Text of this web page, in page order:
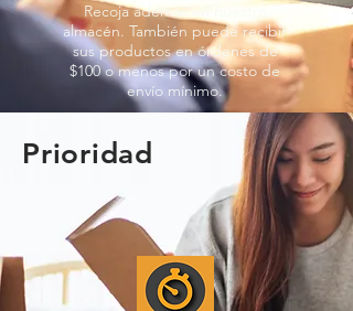
Recoja además en nuestro
almacén. También puede recibir
sus productos en órdenes de
$100 o menos por un costo de
envío mínimo.
Prioridad